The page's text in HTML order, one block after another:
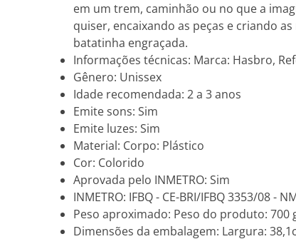
em um trem, caminhão ou no que a
quiser, encaixando as peças e criando
batatinha engraçada.
Informações técnicas: Marca: Hasbro,
Gênero: Unissex
Idade recomendada: 2 a 3 anos
Emite sons: Sim
Emite luzes: Sim
Material: Corpo: Plástico
Cor: Colorido
Aprovada pelo INMETRO: Sim
INMETRO: IFBQ - CE-BRI/IFBQ 3353/08 -
Peso aproximado: Peso do produto:
Dimensões da embalagem: Largura: